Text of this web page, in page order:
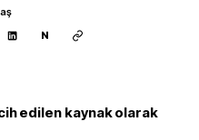
N
edilen kaynak olarak